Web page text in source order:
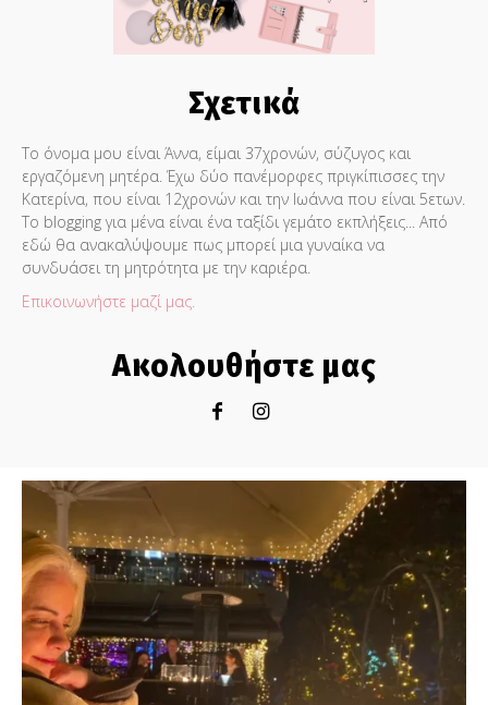
Σχετικά
Το όνομα μου είναι Άννα, είμαι 37χρονών, σύζυγος και
εργαζόμενη μητέρα. Έχω δύο πανέμορφες πριγκίπισσες την
Κατερίνα, που είναι 12χρονών και την Ιωάννα που είναι 5ετων.
Το blogging για μένα είναι ένα ταξίδι γεμάτο εκπλήξεις... Από
εδώ θα ανακαλύψουμε πως μπορεί μια γυναίκα να
συνδυάσει τη μητρότητα με την καριέρα.
Επικοινωνήστε μαζί μας.
Ακολουθήστε μας